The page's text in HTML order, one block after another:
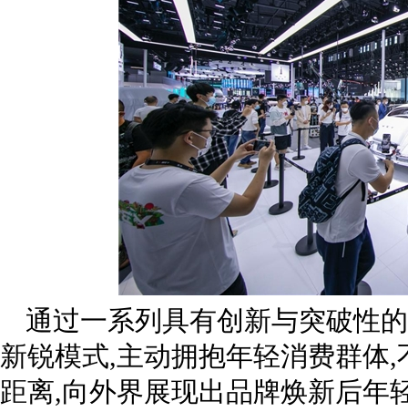
通过一系列具有创新与突破性
新锐模式,主动拥抱年轻消费群体
距离,向外界展现出品牌焕新后年